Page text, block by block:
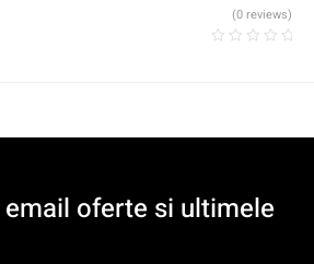
(0 reviews)
oferte si ultimele